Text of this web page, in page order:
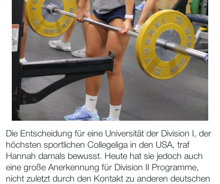
Die Entscheidung für eine Universität der Division I, der
höchsten sportlichen Collegeliga in den USA, traf
Hannah damals bewusst. Heute hat sie jedoch auch
eine große Anerkennung für Division II Programme,
nicht zuletzt durch den Kontakt zu anderen deutschen